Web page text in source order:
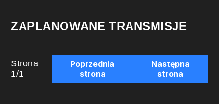
ZAPLANOWANE TRANSMISJE
Strona
1/1
Poprzednia
strona
Następna
strona